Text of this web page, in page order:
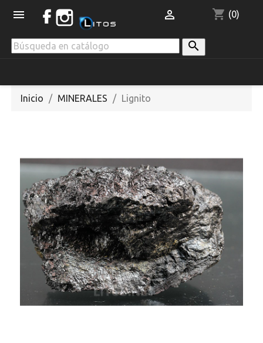
 shopping_cart (0)


Inicio MINERALES Lignito